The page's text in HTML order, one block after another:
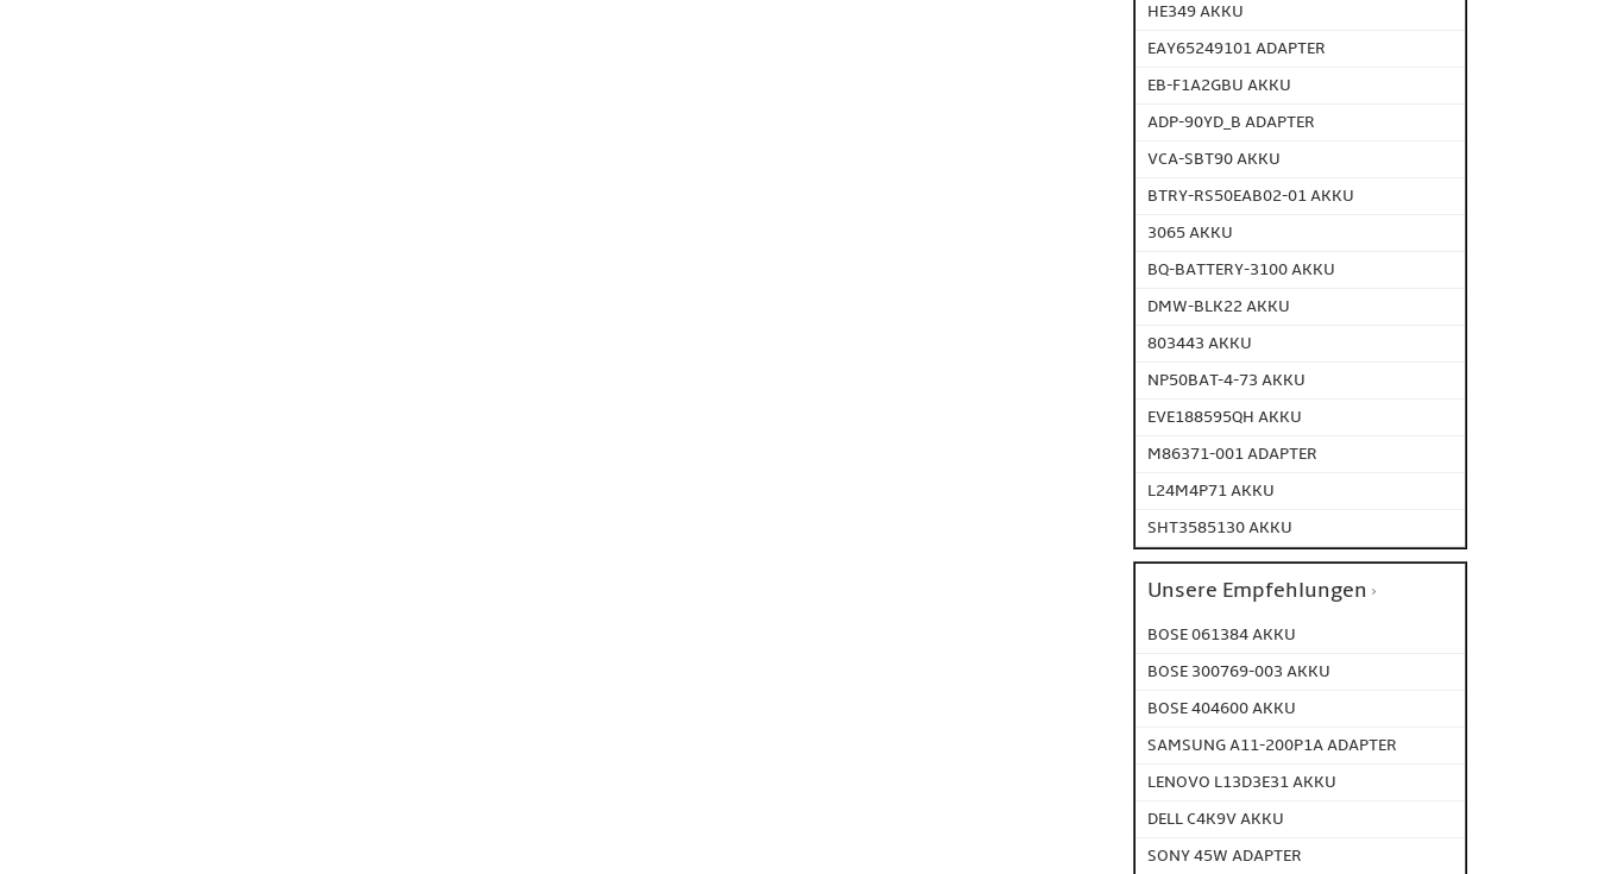
HE349 AKKU
EAY65249101 ADAPTER
EB-F1A2GBU AKKU
ADP-90YD_B ADAPTER
VCA-SBT90 AKKU
BTRY-RS50EAB02-01 AKKU
3065 AKKU
BQ-BATTERY-3100 AKKU
DMW-BLK22 AKKU
803443 AKKU
NP50BAT-4-73 AKKU
EVE188595QH AKKU
M86371-001 ADAPTER
L24M4P71 AKKU
SHT3585130 AKKU
Unsere Empfehlungen
BOSE 061384 AKKU
BOSE 300769-003 AKKU
BOSE 404600 AKKU
SAMSUNG A11-200P1A ADAPTER
LENOVO L13D3E31 AKKU
DELL C4K9V AKKU
SONY 45W ADAPTER